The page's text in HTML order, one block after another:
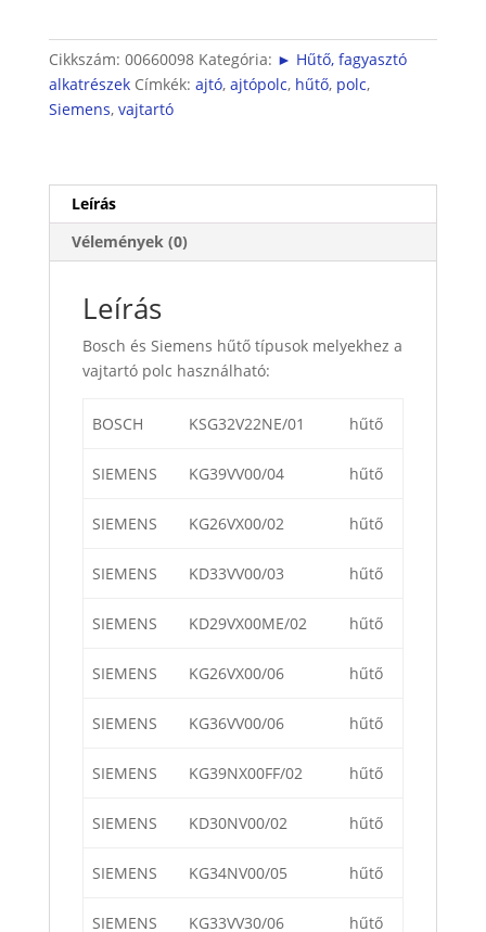
polc
mennyiség
Cikkszám: 00660098 Kategória: ► Hűtő, fagyasztó
alkatrészek Címkék: ajtó, ajtópolc, hűtő, polc,
Siemens, vajtartó
Leírás
Vélemények (0)
Leírás
Bosch és Siemens hűtő típusok melyekhez a
vajtartó polc használható:
BOSCH KSG32V22NE/01 hűtő
SIEMENS KG39VV00/04 hűtő
SIEMENS KG26VX00/02 hűtő
SIEMENS KD33VV00/03 hűtő
SIEMENS KD29VX00ME/02 hűtő
SIEMENS KG26VX00/06 hűtő
SIEMENS KG36VV00/06 hűtő
SIEMENS KG39NX00FF/02 hűtő
SIEMENS KD30NV00/02 hűtő
SIEMENS KG34NV00/05 hűtő
SIEMENS KG33VV30/06 hűtő